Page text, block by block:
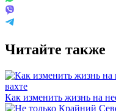
Читайте также
Как изменить жизнь на